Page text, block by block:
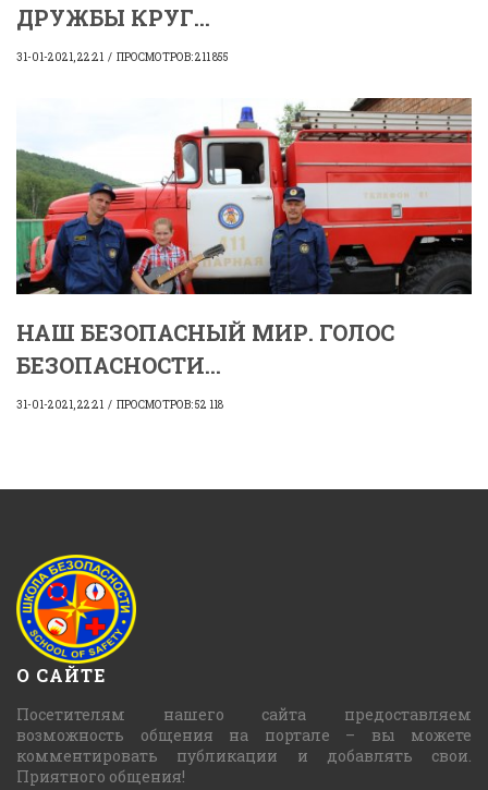
ДРУЖБЫ КРУГ...
31-01-2021, 22:21 ПРОСМОТРОВ: 211 855
НАШ БЕЗОПАСНЫЙ МИР. ГОЛОС
БЕЗОПАСНОСТИ...
31-01-2021, 22:21 ПРОСМОТРОВ: 52 118
О САЙТЕ
Посетителям нашего сайта предоставляем
возможность общения на портале – вы можете
комментировать публикации и добавлять свои.
Приятного общения!